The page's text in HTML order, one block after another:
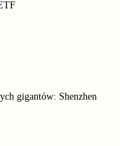
gigantów: Shenzhen